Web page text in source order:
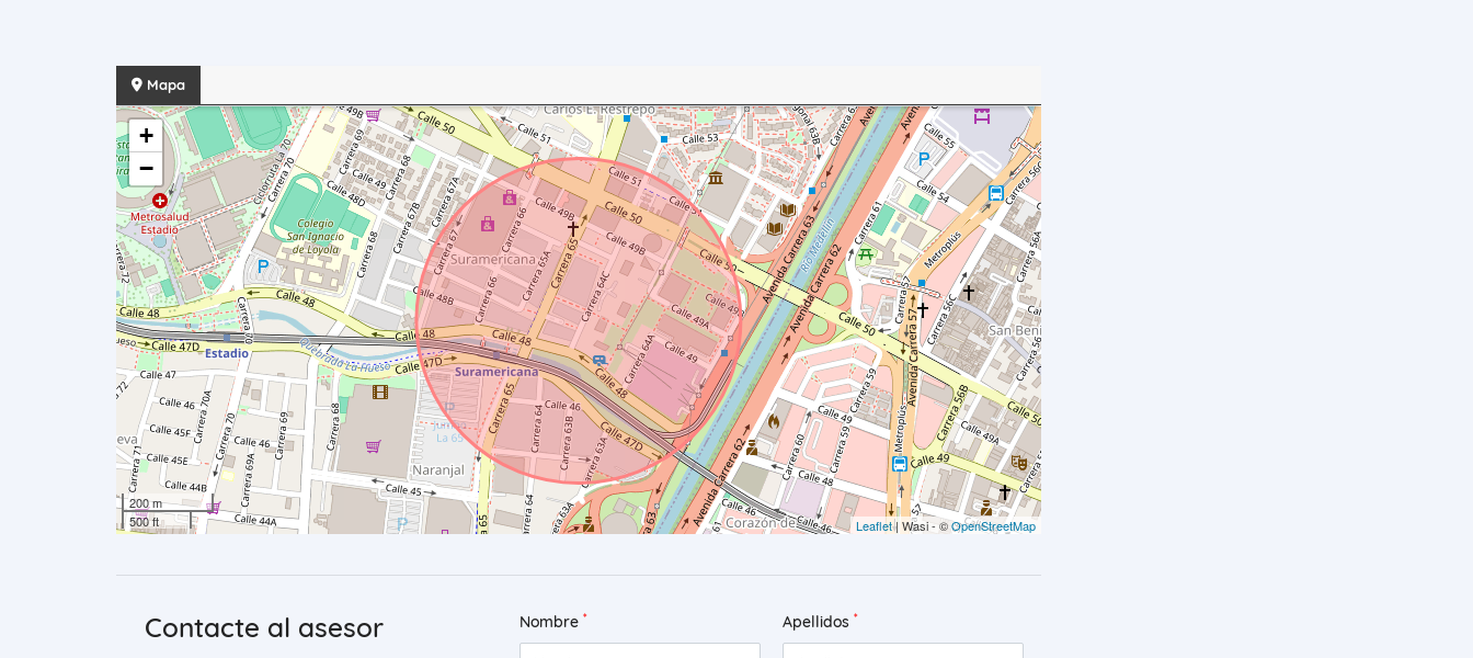
Mapa
+
−
200 m
500 ft
Leaflet| Wasi - ©OpenStreetMap
Contacte al asesor Nombre * Apellidos *